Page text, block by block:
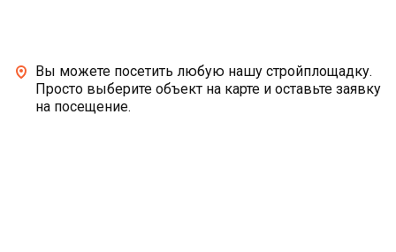
Вы можете посетить любую нашу стройплощадку.
Просто выберите объект на карте и оставьте заявку
на посещение.